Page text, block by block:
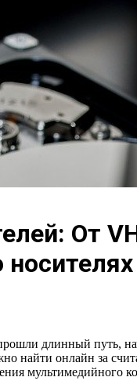
От
длинный путь,
найти онлайн за
мультимедийного